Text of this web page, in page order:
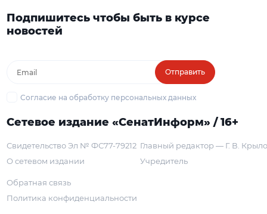
Подпишитесь чтобы быть в курсе
новостей
Отправить
Согласие на обработку персональных данных
Сетевое издание «СенатИнформ» / 16+
Свидетельство Эл № ФС77-79212
О сетевом издании
Главный редактор — Г. В.
Учредитель
Обратная связь
Политика конфиденциальности